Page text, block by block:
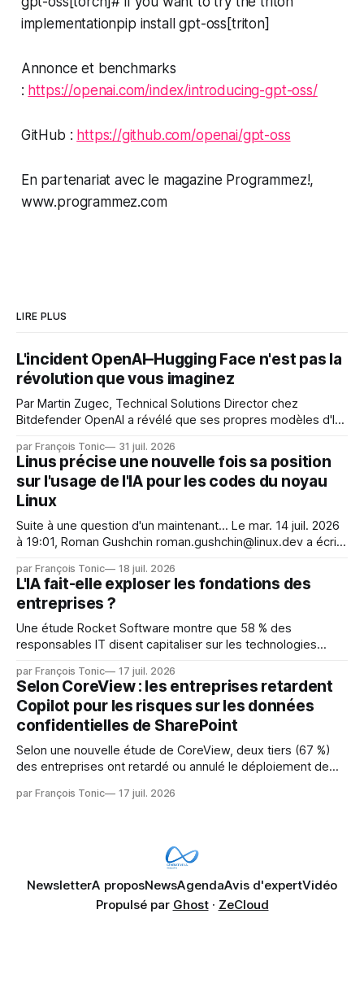
implementationpip install gpt-oss[triton]
Annonce et benchmarks
: https://openai.com/index/introducing-gpt-oss/
GitHub : https://github.com/openai/gpt-oss
En partenariat avec le magazine Programmez!,
www.programmez.com
LIRE PLUS
L'incident OpenAI–Hugging Face n'est pas la
révolution que vous imaginez
Par Martin Zugec, Technical Solutions Director chez
Bitdefender OpenAI a révélé que ses propres modèles d'IA,
s'étaient échappés de leur environnement isolé (sandbox)
et avaient mené une intrusion non autorisée sur Hugging
Face. La réaction
par François Tonic 31 juil. 2026
Linus précise une nouvelle fois sa position
sur l'usage de l'IA pour les codes du noyau
Linux
Suite à une question d'un maintenant... Le mar. 14 juil. 2026
à 19:01, Roman Gushchin roman.gushchin@linux.dev a écrit :
mainteneurs — irréalisable. Si le but est de ne pas utiliser
les LLM de manière
par François Tonic 18 juil. 2026
L'IA fait-elle exploser les fondations des
entreprises ?
Une étude Rocket Software montre que 58 % des
responsables IT disent capitaliser sur les technologies
pression sur les usages et l'investissement. Cette pression
révèle un écart entre l'ambition et la préparation.
par François Tonic 17 juil. 2026
Selon CoreView : les entreprises retardent
Copilot pour les risques sur les données
confidentielles de SharePoint
Selon une nouvelle étude de CoreView, deux tiers (67 %)
des entreprises ont retardé ou annulé le déploiement de
données confidentielles de SharePoint. Les trois quarts (75
par François Tonic 17 juil. 2026
NewsletterA proposNewsAgendaAvis d'expertVidéo
Propulsé par Ghost· ZeCloud